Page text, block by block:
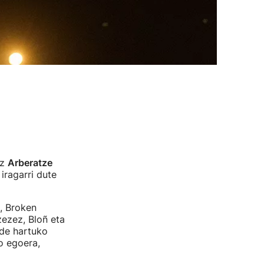
Arberatze
dute
Broken
Bloñ eta
hartuko
egoera,